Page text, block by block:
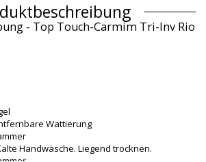
- Top Touch-Carmim Tri-Inv Rio
Wattierung
Handwäsche. Liegend trocknen.